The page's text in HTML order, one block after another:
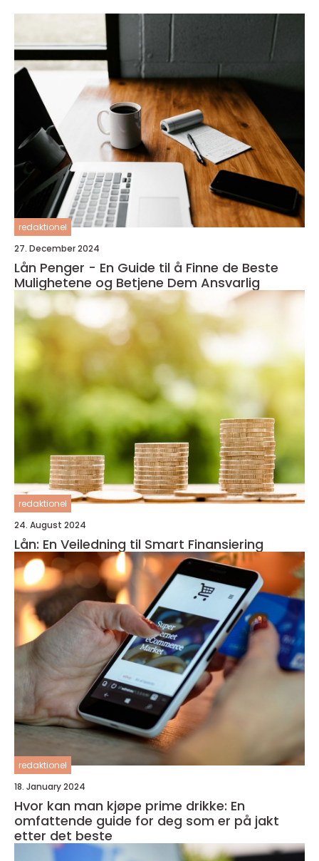
redaktionel
27. December 2024
Lån Penger - En Guide til å Finne de Beste
Mulighetene og Betjene Dem Ansvarlig
redaktionel
24. August 2024
Lån: En Veiledning til Smart Finansiering
redaktionel
18. January 2024
Hvor kan man kjøpe prime drikke: En
omfattende guide for deg som er på jakt
etter det beste